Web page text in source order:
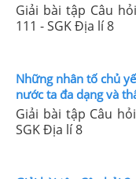
Giải bài tập Câu
111 - SGK Địa lí 8
Những nhân tố chủ
nước ta đa dạng và
Giải bài tập Câu
SGK Địa lí 8